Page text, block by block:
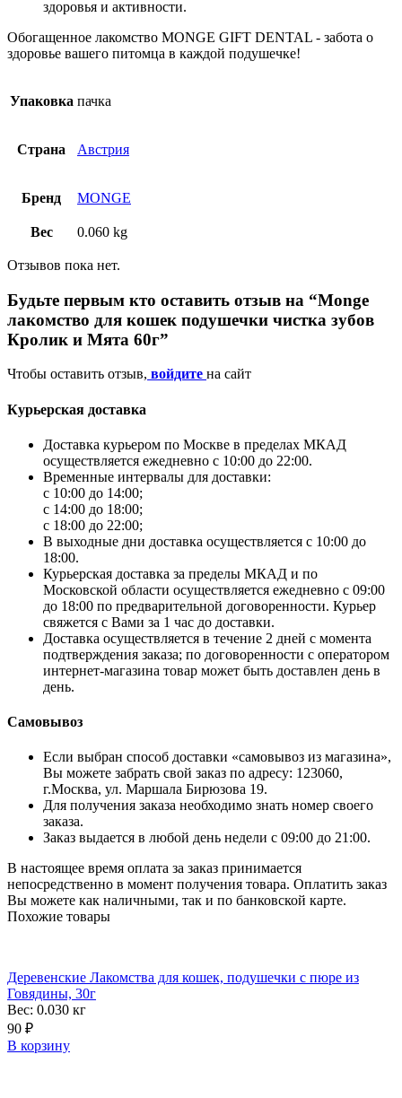
здоровья и активности.
Обогащенное лакомство MONGE GIFT DENTAL - забота о
здоровье вашего питомца в каждой подушечке!
Упаковка пачка
Страна Австрия
Бренд MONGE
Вес 0.060 kg
Отзывов пока нет.
Будьте первым кто оставить отзыв на “Monge
лакомство для кошек подушечки чистка зубов
Кролик и Мята 60г”
Чтобы оставить отзыв, войдите на сайт
Курьерская доставка
Доставка курьером по Москве в пределах МКАД
осуществляется ежедневно с 10:00 до 22:00.
Временные интервалы для доставки:
с 10:00 до 14:00;
с 14:00 до 18:00;
с 18:00 до 22:00;
В выходные дни доставка осуществляется с 10:00 до
18:00.
Курьерская доставка за пределы МКАД и по
Московской области осуществляется ежедневно с 09:00
до 18:00 по предварительной договоренности. Курьер
свяжется с Вами за 1 час до доставки.
Доставка осуществляется в течение 2 дней с момента
подтверждения заказа; по договоренности с оператором
интернет-магазина товар может быть доставлен день в
день.
Самовывоз
Если выбран способ доставки «самовывоз из магазина»,
Вы можете забрать свой заказ по адресу: 123060,
г.Москва, ул. Маршала Бирюзова 19.
Для получения заказа необходимо знать номер своего
заказа.
Заказ выдается в любой день недели с 09:00 до 21:00.
В настоящее время оплата за заказ принимается
непосредственно в момент получения товара. Оплатить заказ
Вы можете как наличными, так и по банковской карте.
Похожие товары
Деревенские Лакомства для кошек, подушечки с пюре из
Говядины, 30г
Вес: 0.030 кг
90 ₽
В корзину